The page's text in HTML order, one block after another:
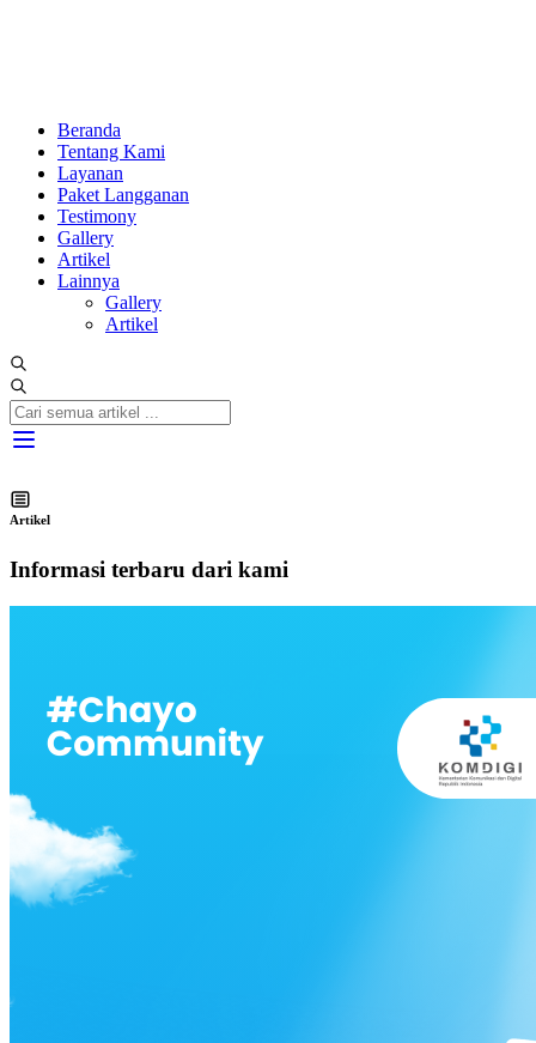
Beranda
Tentang Kami
Layanan
Paket Langganan
Testimony
Gallery
Artikel
Lainnya
Gallery
Artikel
Artikel
Informasi terbaru dari kami